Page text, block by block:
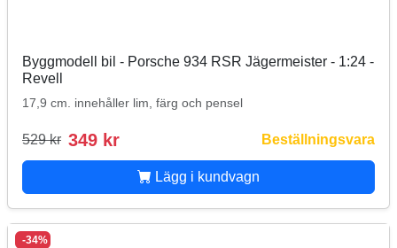
Byggmodell bil - Porsche 934 RSR Jägermeister - 1:24 -
Revell
17,9 cm. innehåller lim, färg och pensel
529 kr 349 kr Beställningsvara
Lägg i kundvagn
-34%